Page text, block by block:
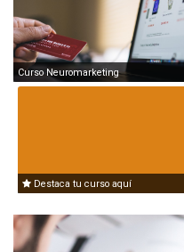
Curso Neuromarketing
Destaca tu curso aquí